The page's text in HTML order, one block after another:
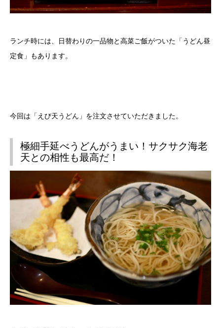
ランチ時には、日替わりの一品物と高菜ご飯がついた「うどん昼
定食」もあります。
今回は「えび天うどん」を注文させていただきました。
極細手延べうどんがうまい！サクサク海老
天との相性も最高だ！